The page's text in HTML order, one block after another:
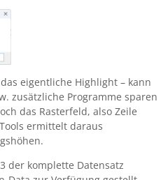
eigentliche Highlight – kann
zusätzliche Programme sparen
das Rasterfeld, also Zeile
ermittelt daraus
der komplette Datensatz